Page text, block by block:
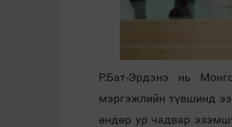
Р.Бат-Эрдэнэ нь
мэргэжлийн түвшинд
өндөр ур чадвар